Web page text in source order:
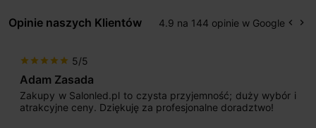
Opinie naszych Klientów 4.9 na 144 opinie w Google keyboard_arrow_left keyboard_arrow_right
to czysta przyjemność; duży wybór i
za profesjonalne doradztwo!
Jestem bardzo
początku